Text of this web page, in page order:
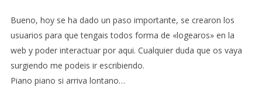
Bueno, hoy se ha dado un paso importante, se crearon los
usuarios para que tengais todos forma de «logearos» en la
web y poder interactuar por aqui. Cualquier duda que os vaya
surgiendo me podeis ir escribiendo.
Piano piano si arriva lontano…